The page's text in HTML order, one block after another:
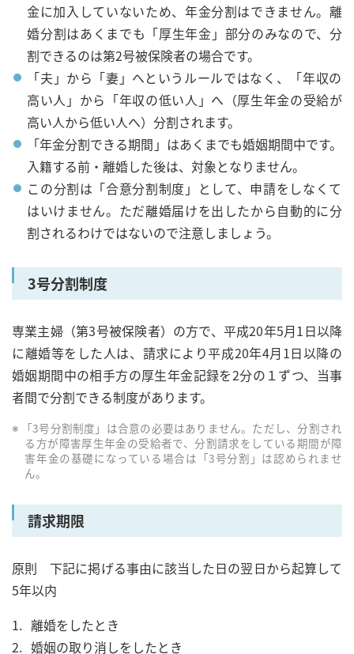
金に加入していないため、年金分割はできません。離
婚分割はあくまでも「厚生年金」部分のみなので、分
割できるのは第2号被保険者の場合です。
「夫」から「妻」へというルールではなく、「年収の
高い人」から「年収の低い人」へ（厚生年金の受給が
高い人から低い人へ）分割されます。
「年金分割できる期間」はあくまでも婚姻期間中です。
入籍する前・離婚した後は、対象となりません。
この分割は「合意分割制度」として、申請をしなくて
はいけません。ただ離婚届けを出したから自動的に分
割されるわけではないので注意しましょう。
3号分割制度
専業主婦（第3号被保険者）の方で、平成20年5月1日以降
に離婚等をした人は、請求により平成20年4月1日以降の
婚姻期間中の相手方の厚生年金記録を2分の１ずつ、当事
者間で分割できる制度があります。
「3号分割制度」は合意の必要はありません。ただし、分割され
る方が障害厚生年金の受給者で、分割請求をしている期間が障
害年金の基礎になっている場合は「3号分割」は認められませ
ん。
請求期限
原則 下記に掲げる事由に該当した日の翌日から起算して
5年以内
離婚をしたとき
婚姻の取り消しをしたとき